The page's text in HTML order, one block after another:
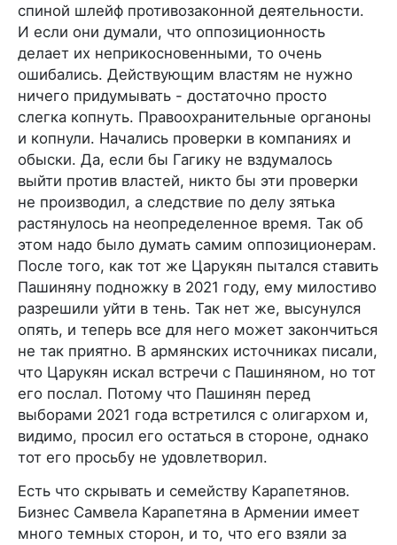
спиной шлейф противозаконной деятельности.
И если они думали, что оппозиционность
делает их неприкосновенными, то очень
ошибались. Действующим властям не нужно
ничего придумывать - достаточно просто
слегка копнуть. Правоохранительные органоны
и копнули. Начались проверки в компаниях и
обыски. Да, если бы Гагику не вздумалось
выйти против властей, никто бы эти проверки
не производил, а следствие по делу зятька
растянулось на неопределенное время. Так об
этом надо было думать самим оппозиционерам.
После того, как тот же Царукян пытался ставить
Пашиняну подножку в 2021 году, ему милостиво
разрешили уйти в тень. Так нет же, высунулся
опять, и теперь все для него может закончиться
не так приятно. В армянских источниках писали,
что Царукян искал встречи с Пашиняном, но тот
его послал. Потому что Пашинян перед
выборами 2021 года встретился с олигархом и,
видимо, просил его остаться в стороне, однако
тот его просьбу не удовлетворил.
Есть что скрывать и семейству Карапетянов.
Бизнес Самвела Карапетяна в Армении имеет
много темных сторон, и то, что его взяли за